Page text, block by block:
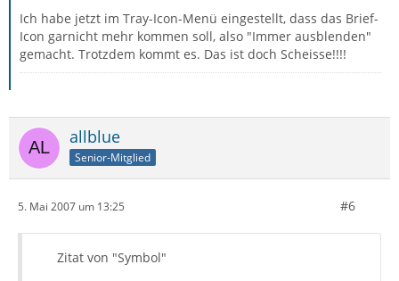
Ich habe jetzt im Tray-Icon-Menü eingestellt, dass das Brief-
Icon garnicht mehr kommen soll, also "Immer ausblenden"
gemacht. Trotzdem kommt es. Das ist doch Scheisse!!!!
allblue
Senior-Mitglied
5. Mai 2007 um 13:25 #6
Zitat von "Symbol"